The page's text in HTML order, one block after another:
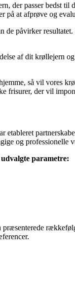
der passer bedst
på at afprøve og
påvirker
af dit krøllejern
så vil vores
frisurer, der vil
og professionelle
parametre: